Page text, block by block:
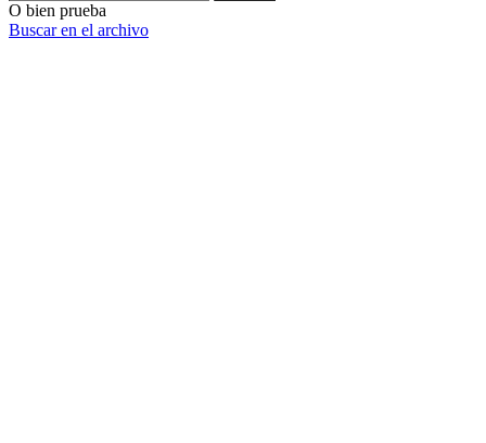
O bien prueba
Buscar en el archivo